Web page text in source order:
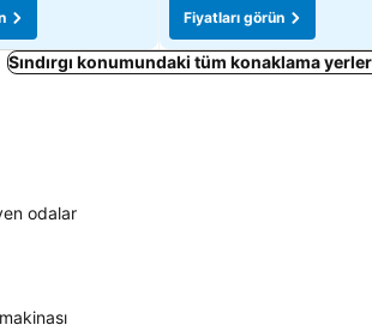
Fiyatları görün
Sındırgı konumundaki tüm konaklama
odalar